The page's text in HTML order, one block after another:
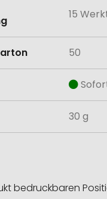
15
50
30 g
bedruckbaren